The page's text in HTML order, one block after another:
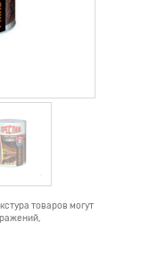
товаров могут